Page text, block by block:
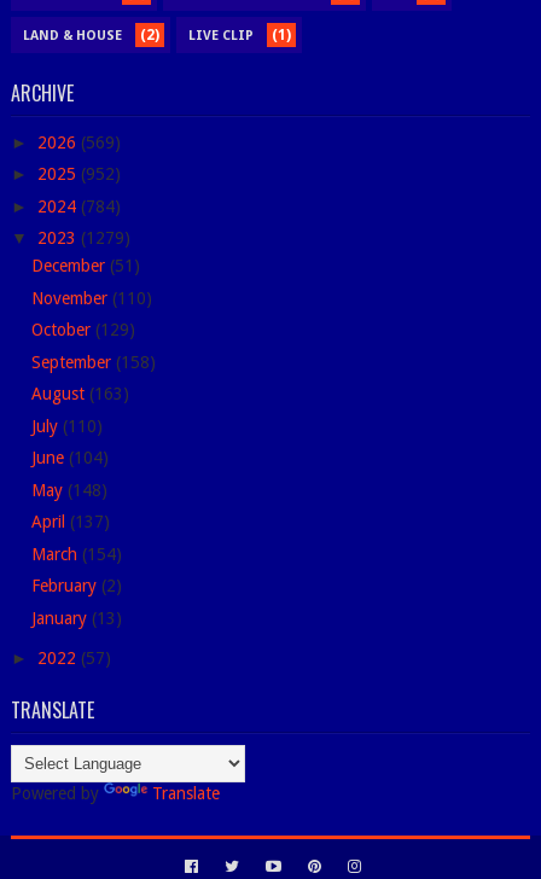
LAND & HOUSE (2) LIVE CLIP (1)
ARCHIVE
► 2026 (569)
► 2025 (952)
► 2024 (784)
▼ 2023 (1279)
December (51)
November (110)
October (129)
September (158)
August (163)
July (110)
June (104)
May (148)
April (137)
March (154)
February (2)
January (13)
► 2022 (57)
TRANSLATE
Powered by Translate